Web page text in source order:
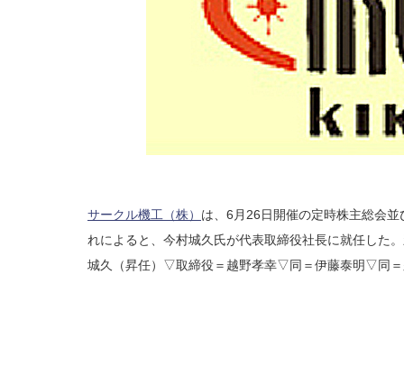
サークル機工（株） は、6月26日開催の定時株主総会
れによると、今村城久氏が代表取締役社長に就任した
城久（昇任）▽取締役＝越野孝幸▽同＝伊藤泰明▽同